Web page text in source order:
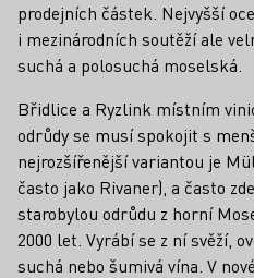
prodejních částek. Nejvyšší
i mezinárodních soutěží ale
suchá a polosuchá moselská.
Břidlice a Ryzlink místním
odrůdy se musí spokojit s
nejrozšířenější variantou je
často jako Rivaner), a často
starobylou odrůdu z horní
2000 let. Vyrábí se z ní svěží,
suchá nebo šumivá vína. V